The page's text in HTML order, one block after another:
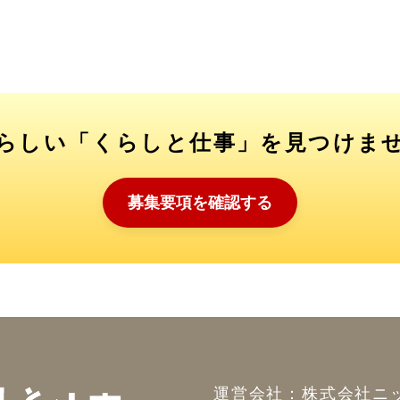
しい「くらしと仕事」を見つけま
募集要項を確認する
運営会社：株式会社ニ